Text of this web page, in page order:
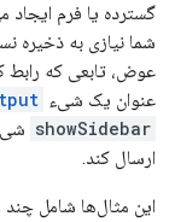
گسترده یا فرم ایجاد
شما نیازی به ذخیره
عنوان یک شیء
showSidebar
ارسال کند.
این مثال‌ها شامل